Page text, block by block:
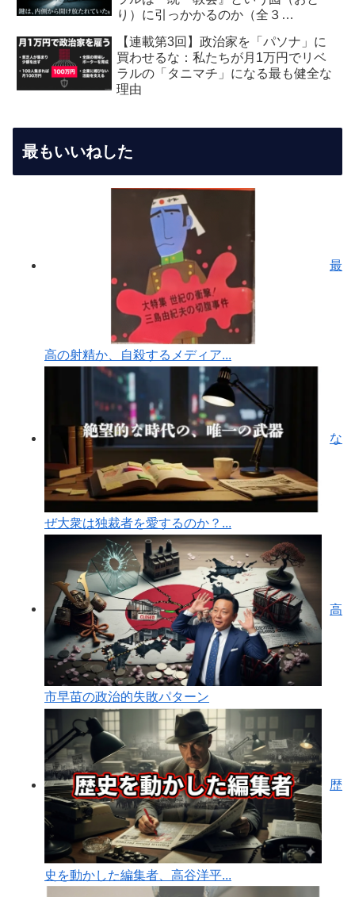
り）に引っかかるのか（全３
ィア編：虚飾の愛国者
【連載第3回】政治家を「パソナ」に
買わせるな：私たちが月1万円でリベ
ラルの「タニマチ」になる最も健全な
理由
最もいいねした
最
高の射精か、自殺するメディア...
な
ぜ大衆は独裁者を愛するのか？...
高
市早苗の政治的失敗パターン
歴
史を動かした編集者、高谷洋平...